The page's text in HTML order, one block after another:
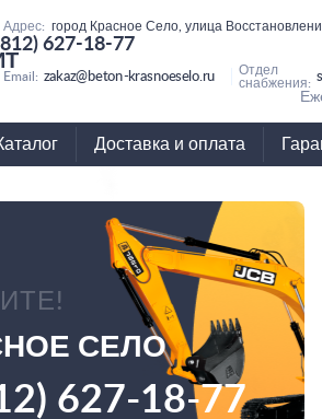
Адрес: город Красное Село, улица
627-18-77
Email: zakaz@beton-krasnoeselo.ru
Отдел
снабжения:
Доставка и оплата
СЕЛО
627-18-77